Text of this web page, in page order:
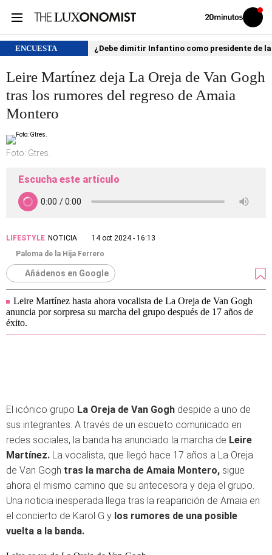
Volver
Iniciar
sesión
ENCUESTA ¿Debe dimitir Infantino como presidente de
Leire Martínez deja La Oreja de Van Gogh
tras los rumores del regreso de Amaia
Montero
Foto: Gtres.
Escucha este artículo
LIFESTYLE NOTICIA
14 oct 2024 - 16:13
Paloma de la Hija Ferrero
Añádenos en Google
Leire Martínez hasta ahora vocalista de La Oreja de Van Gogh
anuncia por sorpresa su marcha del grupo después de 17 años de
éxito.
El icónico grupo La Oreja de Van Gogh despide a uno de
sus integrantes. A través de un escueto comunicado en
redes sociales, la banda ha anunciado la marcha de Leire
Martínez. La vocalista, que llegó hace 17 años a La Oreja
de Van Gogh tras la marcha de Amaia Montero, sigue
ahora el mismo camino que su antecesora y deja el grupo.
Una noticia inesperada llega tras la reaparición de Amaia en
el concierto de Karol G y los rumores de una posible
vuelta a la banda.